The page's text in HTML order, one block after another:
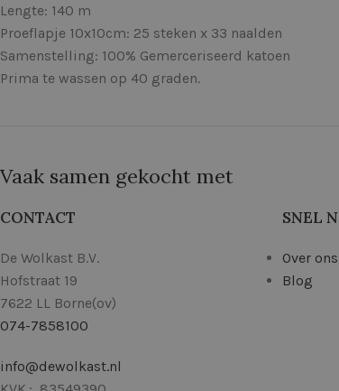
Lengte: 140 m
Proeflapje 10x10cm: 25 steken x 33 naalden
Samenstelling: 100% Gemerceriseerd katoen
Prima te wassen op 40 graden.
Vaak samen gekocht met
CONTACT
De Wolkast B.V.
Hofstraat 19
7622 LL Borne(ov)
074-7858100
info@dewolkast.nl
SNEL
Over ons
Blog